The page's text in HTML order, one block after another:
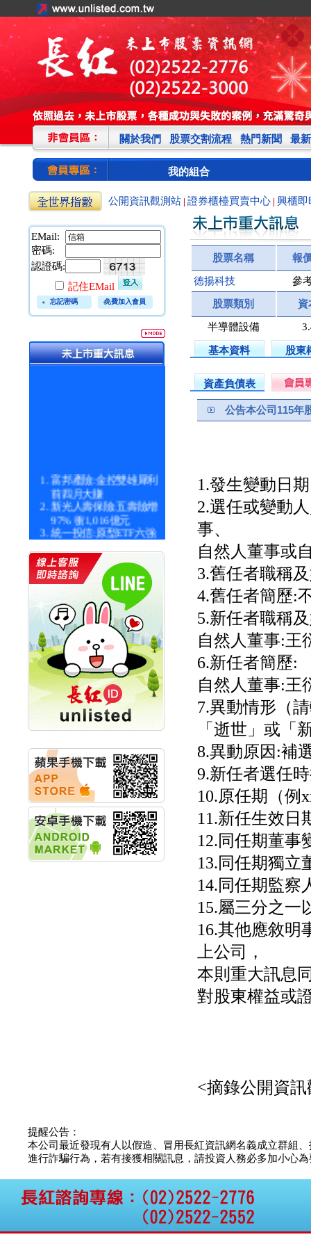
關於我們 股票交割流程 熱門新聞 最
我的組合
公開資訊觀測站 證券櫃檯買賣中心 興櫃即
EMail:
密碼:
認證碼:
記住EMail
忘記密碼 免費加入會員
富邦產險:金控雙雄犀利
前四月大賺
新光人壽保險:五壽險增
97% 衝1,016億元
統一投信:原型ETF六強
漲逾九成
統一投信:主動式ETF溢
價 被盯上
新光人壽保險:新壽Q1外
價金將達996億
宇辰系統科技:宇辰業績
創新高 啟動興櫃轉上櫃
計畫
明緯企業:明緯永續科技
競賽 以電源驅動善的力
量
秀育企業:秀育SHO-U儲
能系統 獲國內首張CNS
認證
華旭先進:代重要子公司
碩通散熱股份有限公司
公告董事會通過發言人
及代理發
華旭先進:代重要子公司
碩通散熱股份有限公司
公告董事會決議發行員
工認股權
華旭先進:代重要子公司
將捷:代子公司忠明營造
工程股份有限公司公告
「新北市淡水區海鷗段
阿波羅電力:公告本公司
法人監察人改派代表人
永信藥品工業:本公司委
外廠商活動網站消費者
股票名稱 報
德揚科技 參
股票類別 資
半導體設備
基本資料 股東
資產負債表
公告本公司115年
1.發生變動日
2.選任或變動
事、
自然人董事或
3.舊任者職稱
4.舊任者簡歷:
5.新任者職稱
自然人董事:王
6.新任者簡歷:
自然人董事:王
7.異動情形（
「逝世」或「
8.異動原因:補
9.新任者選任
10.原任期（例
11.新任生效日
12.同任期董事
13.同任期獨立
14.同任期監察
15.屬三分之一
16.其他應敘明
上公司，
本則重大訊息
對股東權益或
<摘錄公開資
提醒公告：
本公司最近發現有人以假造、冒用長紅資訊網名義成立群組
進行詐騙行為，若有接獲相關訊息，請投資人務必多加小心